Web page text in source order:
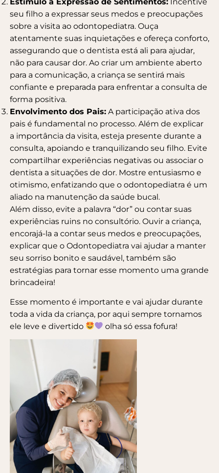
seu filho a expressar seus medos e preocupações
sobre a visita ao odontopediatra. Ouça
atentamente suas inquietações e ofereça conforto,
assegurando que o dentista está ali para ajudar,
não para causar dor. Ao criar um ambiente aberto
para a comunicação, a criança se sentirá mais
confiante e preparada para enfrentar a consulta de
forma positiva.
Envolvimento dos Pais: A participação ativa dos
pais é fundamental no processo. Além de explicar
a importância da visita, esteja presente durante a
consulta, apoiando e tranquilizando seu filho. Evite
compartilhar experiências negativas ou associar o
dentista a situações de dor. Mostre entusiasmo e
otimismo, enfatizando que o odontopediatra é um
aliado na manutenção da saúde bucal.
Além disso, evite a palavra “dor” ou contar suas
experiências ruins no consultório. Ouvir a criança,
encorajá-la a contar seus medos e preocupações,
explicar que o Odontopediatra vai ajudar a manter
seu sorriso bonito e saudável, também são
estratégias para tornar esse momento uma grande
brincadeira!
Esse momento é importante e vai ajudar durante
toda a vida da criança, por aqui sempre tornamos
ele leve e divertido
olha só essa fofura!